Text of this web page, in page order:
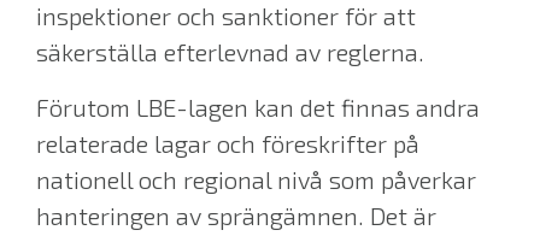
inspektioner och sanktioner för att
säkerställa efterlevnad av reglerna.
Förutom LBE-lagen kan det finnas andra
relaterade lagar och föreskrifter på
nationell och regional nivå som påverkar
hanteringen av sprängämnen. Det är